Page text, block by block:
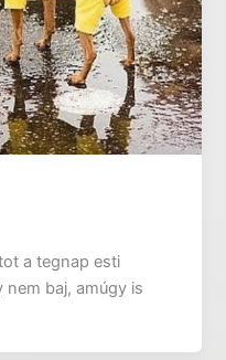
a tegnap esti
nem baj, amúgy is